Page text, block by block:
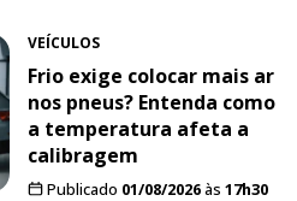
VEÍCULOS
Frio exige colocar mais ar
nos pneus? Entenda como
a temperatura afeta a
calibragem
Publicado 01/08/2026às 17h30